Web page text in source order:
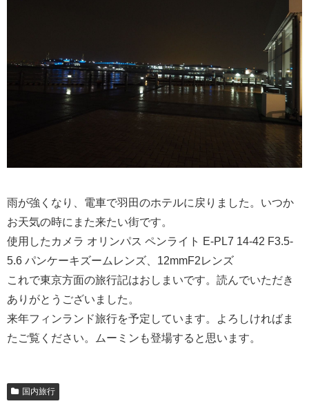
雨が強くなり、電車で羽田のホテルに戻りました。いつか
お天気の時にまた来たい街です。
使用したカメラ オリンパス ペンライト E-PL7 14-42 F3.5-
5.6 パンケーキズームレンズ、12mmF2レンズ
これで東京方面の旅行記はおしまいです。読んでいただき
ありがとうございました。
来年フィンランド旅行を予定しています。よろしければま
たご覧ください。ムーミンも登場すると思います。
国内旅行